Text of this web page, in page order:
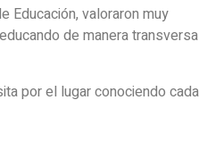
Educación, valoraron muy
de manera
por el lugar conociendo cada